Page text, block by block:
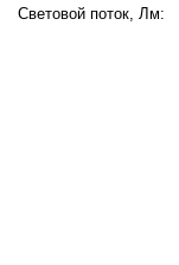
Световой поток, Лм: